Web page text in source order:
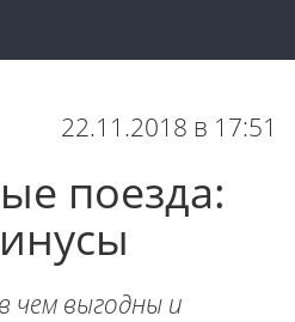
22.11.2018 в 17:51
поезда:
чем выгодны и